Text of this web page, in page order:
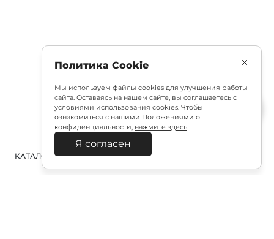
КАТАЛОГ ПОИСК
Политика Cookie
Мы используем файлы cookies для улучшения работы
сайта. Оставаясь на нашем сайте, вы соглашаетесь с
условиями использования cookies. Чтобы
ознакомиться с нашими Положениями о
конфиденциальности, нажмите здесь.
Я согласен